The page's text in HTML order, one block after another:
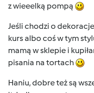
z wieeelką pompą
Jeśli chodzi o
kurs albo coś w tym
mamą w sklepie i
pisania na tortach
Haniu, dobre też są